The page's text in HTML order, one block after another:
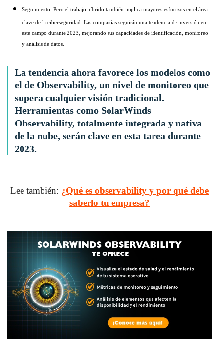
Seguimiento: Pero el trabajo híbrido también implica mayores esfuerzos en el área
clave de la ciberseguridad. Las compañías seguirán una tendencia de inversión en
este campo durante 2023, mejorando sus capacidades de identificación, monitoreo
y análisis de datos.
La tendencia ahora favorece los modelos como
el de Observability, un nivel de monitoreo que
supera cualquier visión tradicional.
Herramientas como SolarWinds
Observability, totalmente integrada y nativa
de la nube, serán clave en esta tarea durante
2023.
Lee también: ¿Qué es observability y por qué debe
saberlo tu empresa?